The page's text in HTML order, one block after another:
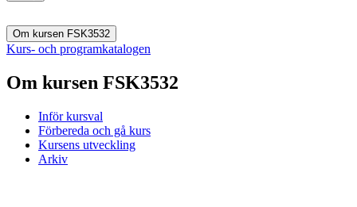
Om kursen FSK3532
Kurs- och programkatalogen
Om kursen FSK3532
Inför kursval
Förbereda och gå kurs
Kursens utveckling
Arkiv